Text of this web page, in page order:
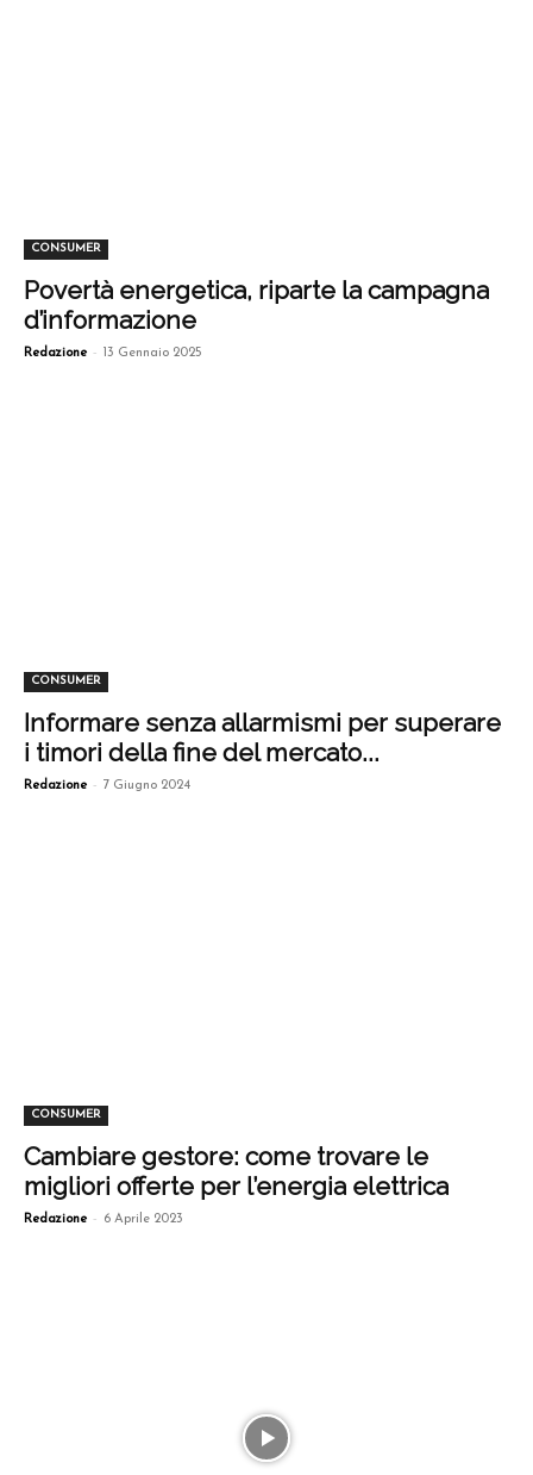
CONSUMER
Povertà energetica, riparte la campagna
d’informazione
Redazione - 13 Gennaio 2025
CONSUMER
Informare senza allarmismi per superare
i timori della fine del mercato...
Redazione - 7 Giugno 2024
CONSUMER
Cambiare gestore: come trovare le
migliori offerte per l’energia elettrica
Redazione - 6 Aprile 2023